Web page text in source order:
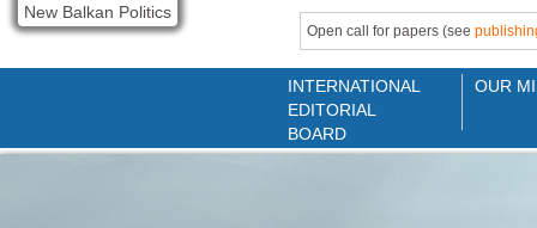
New Balkan Politics
Open call for papers (see
INTERNATIONAL
EDITORIAL
BOARD
OUR